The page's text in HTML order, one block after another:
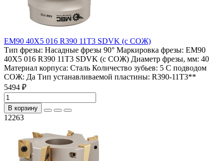
EM90 40X5 016 R390 11T3 SDVK (с СОЖ)
Тип фрезы: Насадные фрезы 90° Маркировка фрезы: EM90
40X5 016 R390 11T3 SDVK (с СОЖ) Диаметр фрезы, мм: 40
Материал корпуса: Сталь Количество зубьев: 5 С подводом
СОЖ: Да Тип устанавливаемой пластины: R390-11T3**
5494 ₽
В корзину
12263